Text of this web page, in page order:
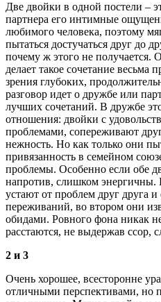
Две двойки в одной постели –
партнера его интимные
любимого человека, поэтому
пытаться достучаться друг до
почему ж этого не получается.
делает такое сочетание весьма
зрения глубоких,
разговор идет о дружбе или
лучших сочетаний. В дружбе
отношения: двойки с
проблемами, сопереживают
нежность. Но как только они
привязанность в семейном
проблемы. Особенно если обе
напротив, слишком энергичны.
устают от проблем друг друга
переживаний, во втором они
обидами. Ровного фона никак
расстаются, не выдержав ссор,
2 и 3
Очень хорошее, всесторонне
отличными перспективами, но